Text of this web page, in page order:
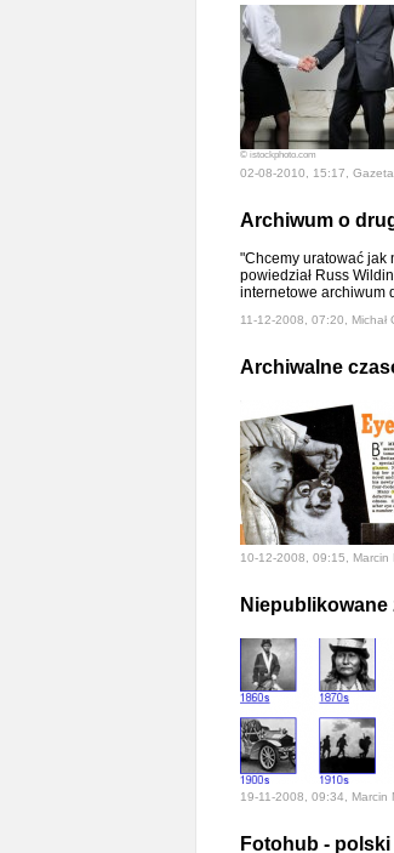
© istockphoto.com
02-08-2010, 15:17,
Archiwum o
"Chcemy uratować jak
powiedział Russ
internetowe archiwum
11-12-2008, 07:20, Michał
Archiwalne
10-12-2008, 09:15, Marcin
Niepublikowane
19-11-2008, 09:34, Marcin
Fotohub -